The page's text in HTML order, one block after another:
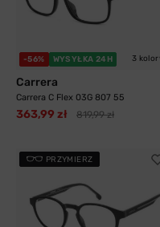
-56% WYSYŁKA 24H 3
Carrera
Carrera C Flex 03G 807 55
363,99 zł 819,99 zł
PRZYMIERZ